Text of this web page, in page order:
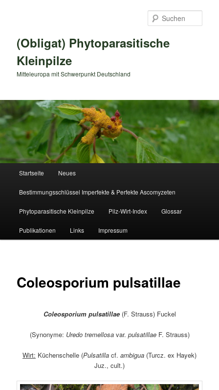
(Obligat) Phytoparasitische
Kleinpilze
Mitteleuropa mit Schwerpunkt Deutschland
Startseite Neues
Bestimmungsschlüssel Imperfekte & Perfekte Ascomyzeten
Phytoparasitische Kleinpilze Pilz-Wirt-Index Glossar
Publikationen Links Impressum
Coleosporium pulsatillae
Coleosporium pulsatillae(F. Strauss) Fuckel
(Synonyme: Uredo tremellosavar. pulsatillaeF. Strauss)
Wirt: Küchenschelle (Pulsatilla cf. ambigua (Turcz. ex Hayek)
Juz., cult.)